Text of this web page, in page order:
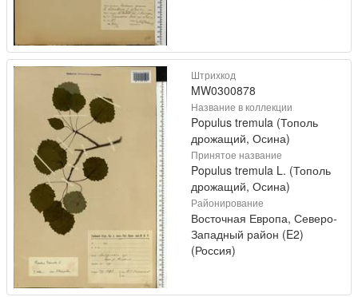
Штрихкод
MW0300878
Название в коллекции
Populus tremula (Тополь
дрожащий, Осина)
Принятое название
Populus tremula L. (Тополь
дрожащий, Осина)
Районирование
Восточная Европа, Северо-
Западный район (E2)
(Россия)